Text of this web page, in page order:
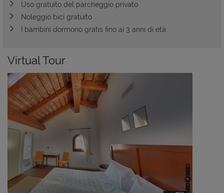
Uso gratuito del parcheggio privato
Noleggio bici gratuito
I bambini dormono gratis fino ai 3 anni di età
Virtual Tour